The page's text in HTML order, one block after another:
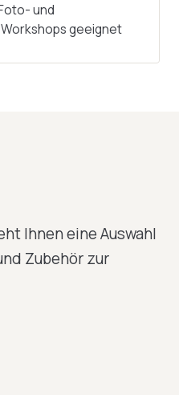
und
geeignet
Ihnen eine Auswahl
Zubehör zur